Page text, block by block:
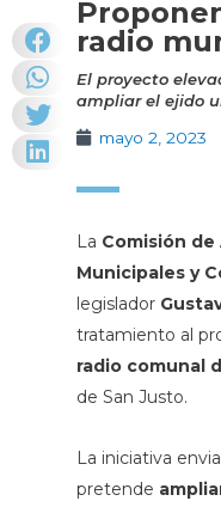
radio
El proyecto
ampliar el ejido
mayo 2, 2023
La Comisión
Municipales y
legislador
tratamiento al
radio comunal
de San Justo.
La iniciativa
pretende